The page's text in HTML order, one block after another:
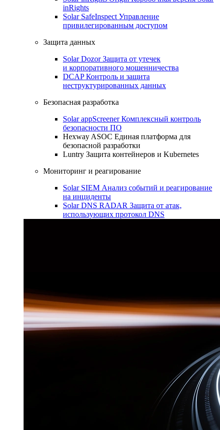
inRights
Solar SafeInspect Управление
привилегированным доступом
Защита данных
Solar DozorЗащита от утечек
и корпоративного мошенничества
DCAPКонтроль и защита
неструктурированных данных
Безопасная разработка
Solar appScreenerКомплексный контроль
безопасности ПО
Hexway ASOC Единая платформа для
безопасной разработки
Luntry Защита контейнеров и Kubernetes
Мониторинг и реагирование
Solar SIEM Анализ событий и реагирование
на инциденты
Solar DNS RADAR Защита от атак,
использующих протокол DNS